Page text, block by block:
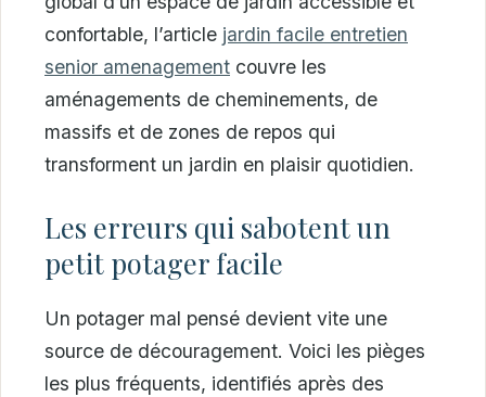
confortable, l’article jardin facile entretien
senior amenagement couvre les
aménagements de cheminements, de
massifs et de zones de repos qui
transforment un jardin en plaisir quotidien.
Les erreurs qui sabotent un
petit potager facile
Un potager mal pensé devient vite une
source de découragement. Voici les pièges
les plus fréquents, identifiés après des